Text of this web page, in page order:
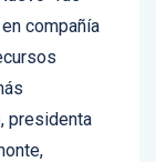
fue
compañía